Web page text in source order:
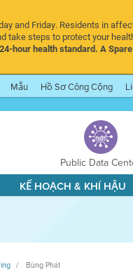
and Friday. Residents in
take steps to protect your
hour health standard. A
Mẫu Hồ Sơ Công Cộng
Public Data
KẾ HOẠCH & KHÍ HẬU
Bùng Phát